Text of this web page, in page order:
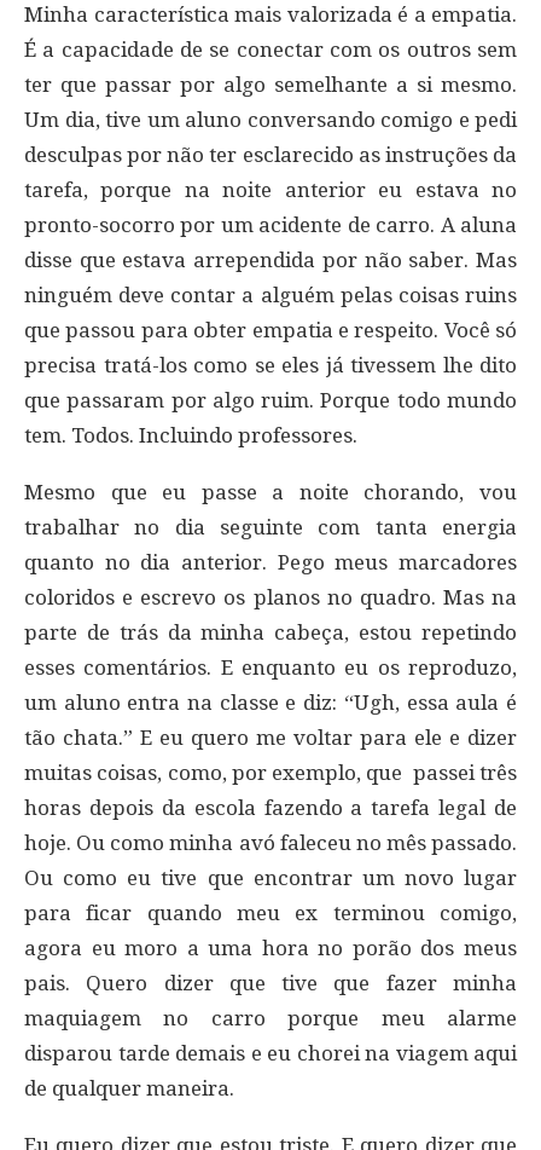
Minha característica mais valorizada é a empatia.
É a capacidade de se conectar com os outros sem
ter que passar por algo semelhante a si mesmo.
Um dia, tive um aluno conversando comigo e pedi
desculpas por não ter esclarecido as instruções da
tarefa, porque na noite anterior eu estava no
pronto-socorro por um acidente de carro. A aluna
disse que estava arrependida por não saber. Mas
ninguém deve contar a alguém pelas coisas ruins
que passou para obter empatia e respeito. Você só
precisa tratá-los como se eles já tivessem lhe dito
que passaram por algo ruim. Porque todo mundo
tem. Todos. Incluindo professores.
Mesmo que eu passe a noite chorando, vou
trabalhar no dia seguinte com tanta energia
quanto no dia anterior. Pego meus marcadores
coloridos e escrevo os planos no quadro. Mas na
parte de trás da minha cabeça, estou repetindo
esses comentários. E enquanto eu os reproduzo,
um aluno entra na classe e diz: “Ugh, essa aula é
tão chata.” E eu quero me voltar para ele e dizer
muitas coisas, como, por exemplo, que passei três
horas depois da escola fazendo a tarefa legal de
hoje. Ou como minha avó faleceu no mês passado.
Ou como eu tive que encontrar um novo lugar
para ficar quando meu ex terminou comigo,
agora eu moro a uma hora no porão dos meus
pais. Quero dizer que tive que fazer minha
maquiagem no carro porque meu alarme
disparou tarde demais e eu chorei na viagem aqui
de qualquer maneira.
Eu quero dizer que estou triste. E quero dizer que